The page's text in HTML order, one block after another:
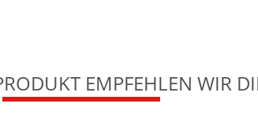
EMPFEHLEN WIR